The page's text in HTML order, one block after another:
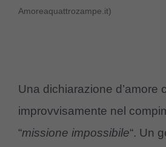
Amoreaquattrozampe.it)
Una dichiarazione d’amore
improvvisamente nel
“missione impossibile“. Un